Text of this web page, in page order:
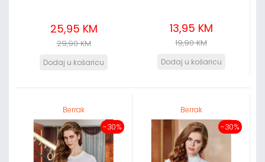
25,95 KM
29,90 KM
13,95 KM
19,90 KM
Berrak
-30%
Berrak
-30%